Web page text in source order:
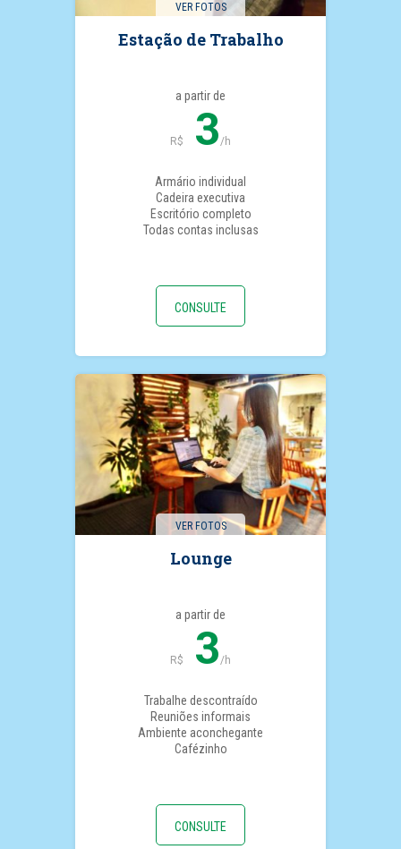
VER FOTOS
Estação de Trabalho
a partir de
R$ 3/h
Armário individual
Cadeira executiva
Escritório completo
Todas contas inclusas
CONSULTE
VER FOTOS
Lounge
a partir de
R$ 3/h
Trabalhe descontraído
Reuniões informais
Ambiente aconchegante
Cafézinho
CONSULTE